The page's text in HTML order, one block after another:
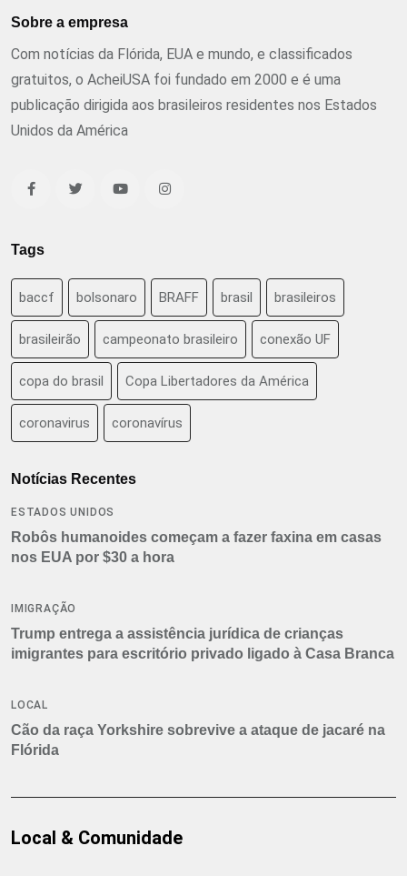
Sobre a empresa
Com notícias da Flórida, EUA e mundo, e classificados
gratuitos, o AcheiUSA foi fundado em 2000 e é uma
publicação dirigida aos brasileiros residentes nos Estados
Unidos da América
Tags
baccf bolsonaro BRAFF brasil brasileiros
brasileirão campeonato brasileiro conexão UF
copa do brasil Copa Libertadores da América
coronavirus coronavírus
Notícias Recentes
ESTADOS UNIDOS
Robôs humanoides começam a fazer faxina em casas
nos EUA por $30 a hora
IMIGRAÇÃO
Trump entrega a assistência jurídica de crianças
imigrantes para escritório privado ligado à Casa Branca
LOCAL
Cão da raça Yorkshire sobrevive a ataque de jacaré na
Flórida
Local & Comunidade